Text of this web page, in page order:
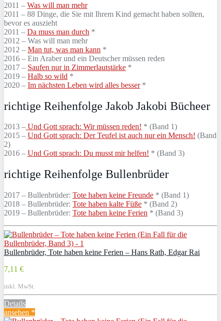
2011 – Was will man mehr
2011 – 88 Dinge, die Sie mit Ihrem Kind gemacht haben sollten,
bevor es auszieht
2011 – Da muss man durch *
2012 – Was will man mehr
2012 – Man tut, was man kann *
2016 – Ein Araber und ein Deutscher müssen reden
2017 – Saufen nur in Zimmerlautstärke *
2019 – Halb so wild *
2020 – Im nächsten Leben wird alles besser*
richtige Reihenfolge Jakob Jakobi Bücheer
2013 – Und Gott sprach: Wir müssen reden! * (Band 1)
2015 – Und Gott sprach: Der Teufel ist auch nur ein Mensch! (Band
2)
2016 – Und Gott sprach: Du musst mir helfen! * (Band 3)
richtige Reihenfolge Bullenbrüder
2017 – Bullenbrüder: Tote haben keine Freunde * (Band 1)
2018 – Bullenbrüder: Tote haben kalte Füße * (Band 2)
2019 – Bullenbrüder: Tote haben keine Ferien * (Band 3)
Bullenbrüder, Tote haben keine Ferien – Hans Rath, Edgar Rai
7,11 €
inkl. MwSt.
Details
ansehen *